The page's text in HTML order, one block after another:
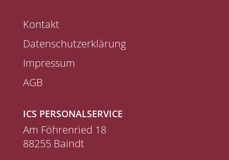
Kontakt
Datenschutzerklärung
Impressum
AGB
ICS PERSONALSERVICE
Am Föhrenried 18
88255 Baindt